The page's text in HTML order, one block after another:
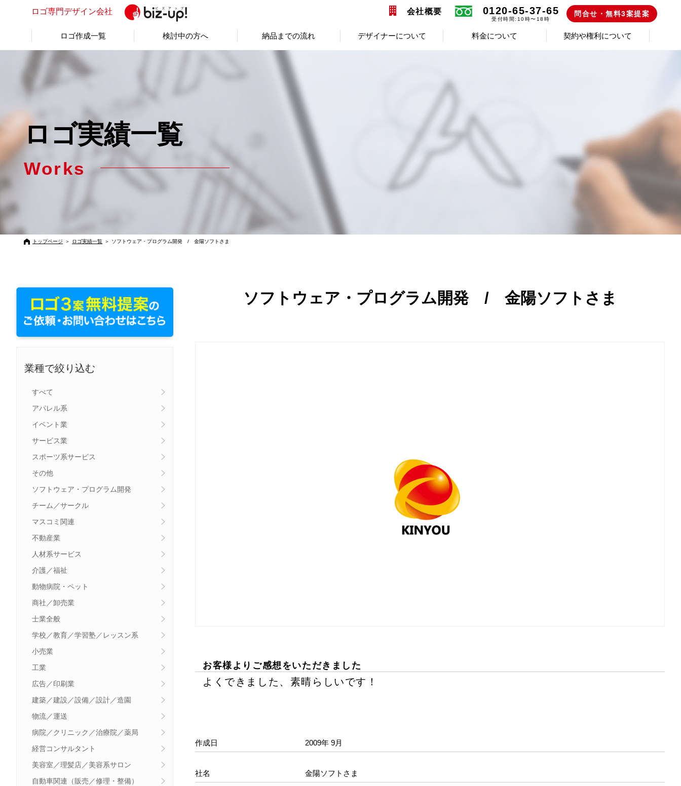
ロゴ専門デザイン会社 会社概要 0120-65-37-65
受付時間:10時〜18時
問合せ・無料3案提案
ロゴ作成一覧 検討中の方へ 納品までの流れ デザイナーについて 料金について 契約や権利について
ロゴ実績一覧
Works
トップページ ＞ ロゴ実績一覧 ＞ ソフトウェア・プログラム開発 / 金陽ソフトさま
業種で絞り込む
すべて
アパレル系
イベント業
サービス業
スポーツ系サービス
その他
ソフトウェア・プログラム開発
チーム／サークル
マスコミ関連
不動産業
人材系サービス
介護／福祉
動物病院・ペット
商社／卸売業
士業全般
学校／教育／学習塾／レッスン系
小売業
工業
広告／印刷業
建築／建設／設備／設計／造園
物流／運送
病院／クリニック／治療院／薬局
経営コンサルタント
美容室／理髪店／美容系サロン
自動車関連（販売／修理・整備）
ソフトウェア・プログラム開発 / 金陽ソフトさま
お客様よりご感想をいただきました
よくできました、素晴らしいです！
作成日 2009年 9月
社名 金陽ソフトさま